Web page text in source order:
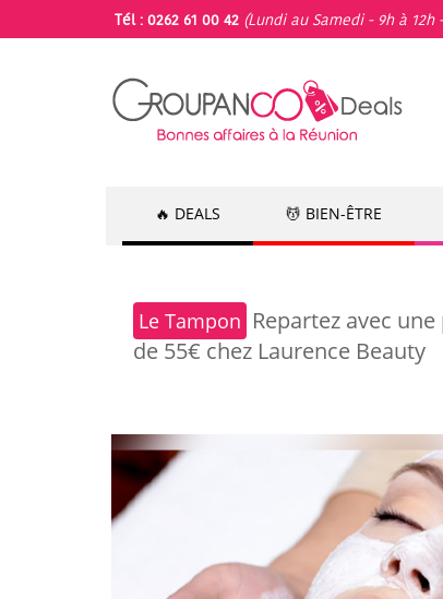
Tél : 0262 61 00 42 (Lundi au Samedi - 9h à 12h
🔥 DEALS 💆 BIEN-ÊTRE
Le Tampon Repartez avec
de 55€ chez Laurence Beauty